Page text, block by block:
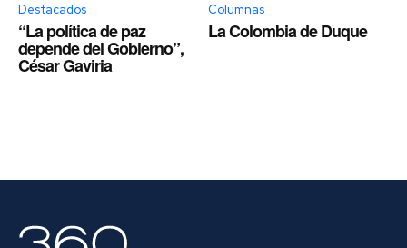
Destacados
“La política de paz
depende del Gobierno”,
César Gaviria
Columnas
La Colombia de Duque